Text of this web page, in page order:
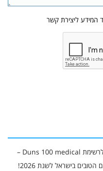
המידע ליצירת קשר
פרופ’ דוד גורדון נבחר לרשימת Duns 100 medical –
בישראל לשנת 2026!